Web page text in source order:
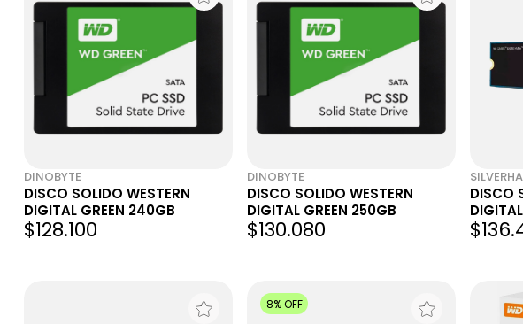
DINOBYTE
DISCO SOLIDO WESTERN
DIGITAL GREEN 240GB
$128.100
DINOBYTE
DISCO SOLIDO WESTERN
DIGITAL GREEN 250GB
$130.080
DISCO
NVME
8% OFF